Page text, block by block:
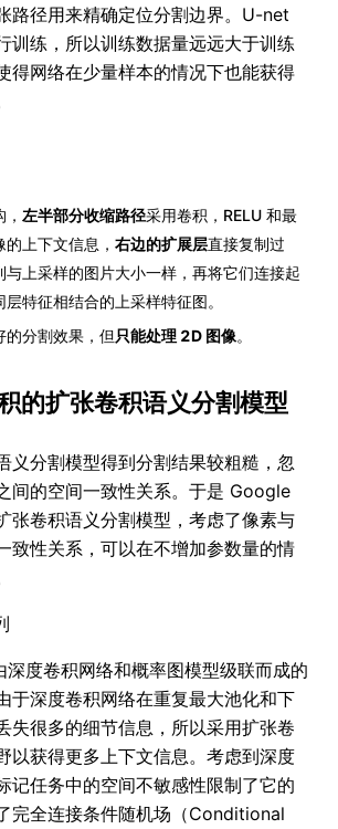
路径用来精确定位分割边界。U-net
训练，所以训练数据量远远大于训练
得网络在少量样本的情况下也能获得
左半部分收缩路径采用卷积，RELU 和最
上下文信息， 右边的扩展层直接复制过
与上采样的图片大小一样，再将它们连接起
特征相结合的上采样特征图。
的分割效果，但只能处理 2D 图像。
的扩张卷积语义分割模型
义分割模型得到分割结果较粗糙，忽
间的空间一致性关系。于是 Google
张卷积语义分割模型，考虑了像素与
致性关系，可以在不增加参数量的情
度卷积网络和概率图模型级联而成的
于深度卷积网络在重复最大池化和下
失很多的细节信息，所以采用扩张卷
以获得更多上下文信息。考虑到深度
记任务中的空间不敏感性限制了它的
完全连接条件随机场（Conditional